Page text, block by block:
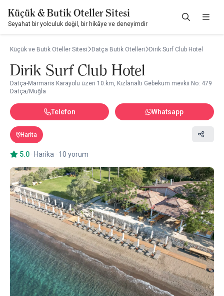
Küçük & Butik Oteller Sitesi
Seyahat bir yolculuk değil, bir hikâye ve deneyimdir
Küçük ve Butik Oteller Sitesi Datça Butik Otelleri Dirik Surf Club Hotel
Dirik Surf Club Hotel
Datça-Marmaris Karayolu üzeri 10.km, Kızlanaltı Gebekum mevkii No: 479
Datça/Muğla
Telefon Whatsapp
Harita
5.0 · Harika · 10 yorum